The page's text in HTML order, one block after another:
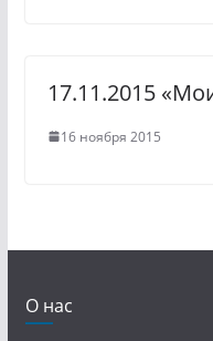
17.11.2015
16 ноября 2015
О нас